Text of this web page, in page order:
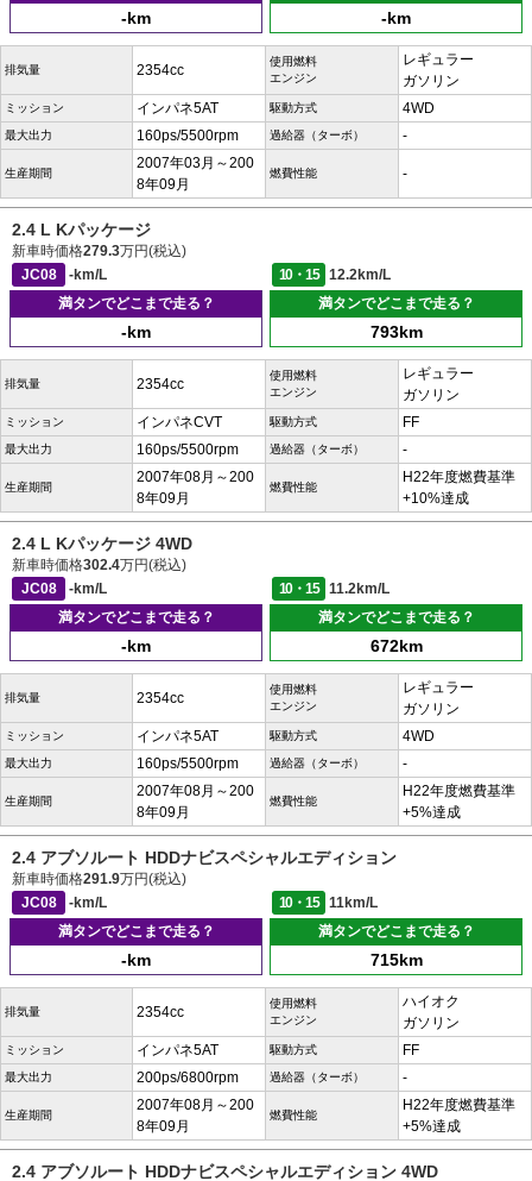
-km -km
排気量 2354cc
使用燃料
エンジン
レギュラー
ガソリン
ミッション インパネ5AT 駆動方式 4WD
最大出力 160ps/5500rpm 過給器（ターボ） -
生産期間
2007年03月～200
8年09月
燃費性能 -
2.4 L Kパッケージ
新車時価格279.3万円(税込)
JC08
-km/L 10・15
12.2km/L
満タンでどこまで走る？
-km
満タンでどこまで走る？
793km
排気量 2354cc
使用燃料
エンジン
レギュラー
ガソリン
ミッション インパネCVT 駆動方式 FF
最大出力 160ps/5500rpm 過給器（ターボ） -
生産期間
2007年08月～200
8年09月
燃費性能
H22年度燃費基準
+10%達成
2.4 L Kパッケージ 4WD
新車時価格302.4万円(税込)
JC08
-km/L 10・15
11.2km/L
満タンでどこまで走る？
-km
満タンでどこまで走る？
672km
排気量 2354cc
使用燃料
エンジン
レギュラー
ガソリン
ミッション インパネ5AT 駆動方式 4WD
最大出力 160ps/5500rpm 過給器（ターボ） -
生産期間
2007年08月～200
8年09月
燃費性能
H22年度燃費基準
+5%達成
2.4 アブソルート HDDナビスペシャルエディション
新車時価格291.9万円(税込)
JC08
-km/L 10・15
11km/L
満タンでどこまで走る？
-km
満タンでどこまで走る？
715km
排気量 2354cc
使用燃料
エンジン
ハイオク
ガソリン
ミッション インパネ5AT 駆動方式 FF
最大出力 200ps/6800rpm 過給器（ターボ） -
生産期間
2007年08月～200
8年09月
燃費性能
H22年度燃費基準
+5%達成
2.4 アブソルート HDDナビスペシャルエディション 4WD